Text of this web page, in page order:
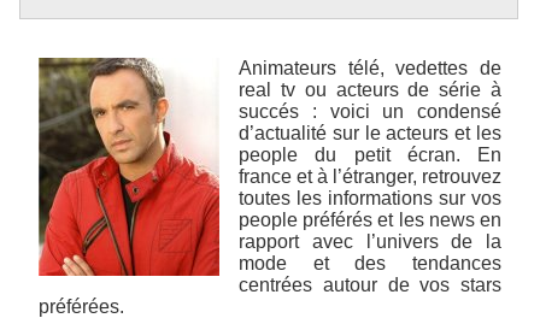
Animateurs télé, vedettes de
real tv ou acteurs de série à
succés : voici un condensé
d’actualité sur le acteurs et les
people du petit écran. En
france et à l’étranger, retrouvez
toutes les informations sur vos
people préférés et les news en
rapport avec l’univers de la
mode et des tendances
centrées autour de vos stars
préférées.